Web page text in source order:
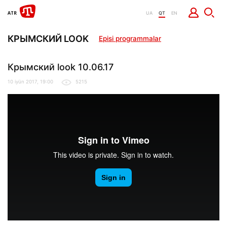
UA QT EN
КРЫМСКИЙ LOOK Episi programmalar
Крымский look 10.06.17
10 iyün 2017, 19:00 5215